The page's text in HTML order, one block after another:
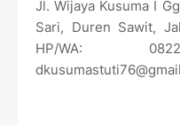
Jl. Wijaya Kusuma I
Sari, Duren Sawit,
HP/WA: 0822-